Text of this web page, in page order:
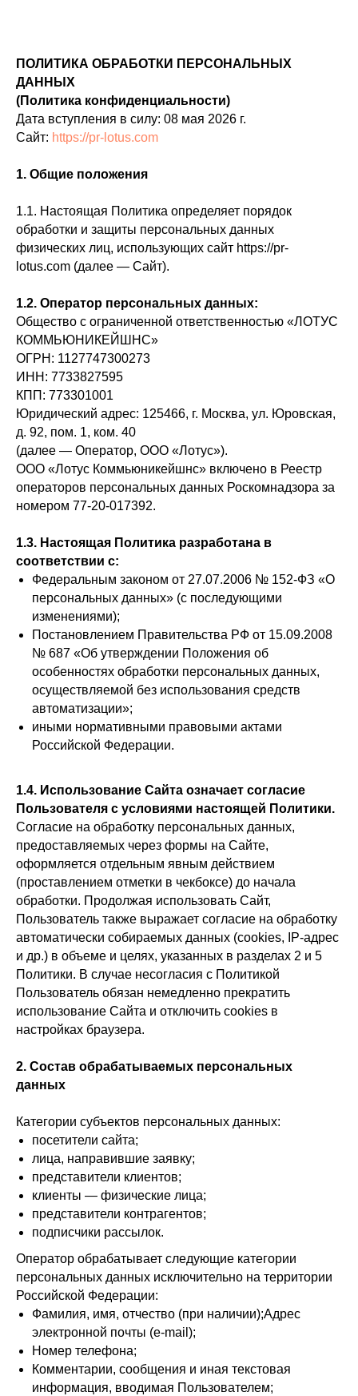
ПОЛИТИКА ОБРАБОТКИ ПЕРСОНАЛЬНЫХ
ДАННЫХ
(Политика конфиденциальности)
Дата вступления в силу: 08 мая 2026 г.
Сайт: https://pr-lotus.com
1. Общие положения
1.1. Настоящая Политика определяет порядок
обработки и защиты персональных данных
физических лиц, использующих сайт https://pr-
lotus.com (далее — Сайт).
1.2. Оператор персональных данных:
Общество с ограниченной ответственностью «ЛОТУС
КОММЬЮНИКЕЙШНС»
ОГРН: 1127747300273
ИНН: 7733827595
КПП: 773301001
Юридический адрес: 125466, г. Москва, ул. Юровская,
д. 92, пом. 1, ком. 40
(далее — Оператор, ООО «Лотус»).
ООО «Лотус Коммьюникейшнс» включено в Реестр
операторов персональных данных Роскомнадзора за
номером 77-20-017392.
1.3. Настоящая Политика разработана в
соответствии с:
Федеральным законом от 27.07.2006 № 152-ФЗ «О
персональных данных» (с последующими
изменениями);
Постановлением Правительства РФ от 15.09.2008
№ 687 «Об утверждении Положения об
особенностях обработки персональных данных,
осуществляемой без использования средств
автоматизации»;
иными нормативными правовыми актами
Российской Федерации.
1.4. Использование Сайта означает согласие
Пользователя с условиями настоящей Политики.
Согласие на обработку персональных данных,
предоставляемых через формы на Сайте,
оформляется отдельным явным действием
(проставлением отметки в чекбоксе) до начала
обработки. Продолжая использовать Сайт,
Пользователь также выражает согласие на обработку
автоматически собираемых данных (cookies, IP-адрес
и др.) в объеме и целях, указанных в разделах 2 и 5
Политики. В случае несогласия с Политикой
Пользователь обязан немедленно прекратить
использование Сайта и отключить cookies в
настройках браузера.
2. Состав обрабатываемых персональных
данных
Категории субъектов персональных данных:
посетители сайта;
лица, направившие заявку;
представители клиентов;
клиенты — физические лица;
представители контрагентов;
подписчики рассылок.
Оператор обрабатывает следующие категории
персональных данных исключительно на территории
Российской Федерации:
Фамилия, имя, отчество (при наличии);Адрес
электронной почты (e-mail);
Номер телефона;
Комментарии, сообщения и иная текстовая
информация, вводимая Пользователем;